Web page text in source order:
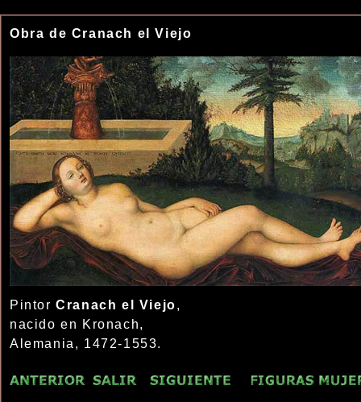
Obra de Cranach el Viejo
PintorCranach el Viejo,
nacido en Kronach,
Alemania, 1472-1553.